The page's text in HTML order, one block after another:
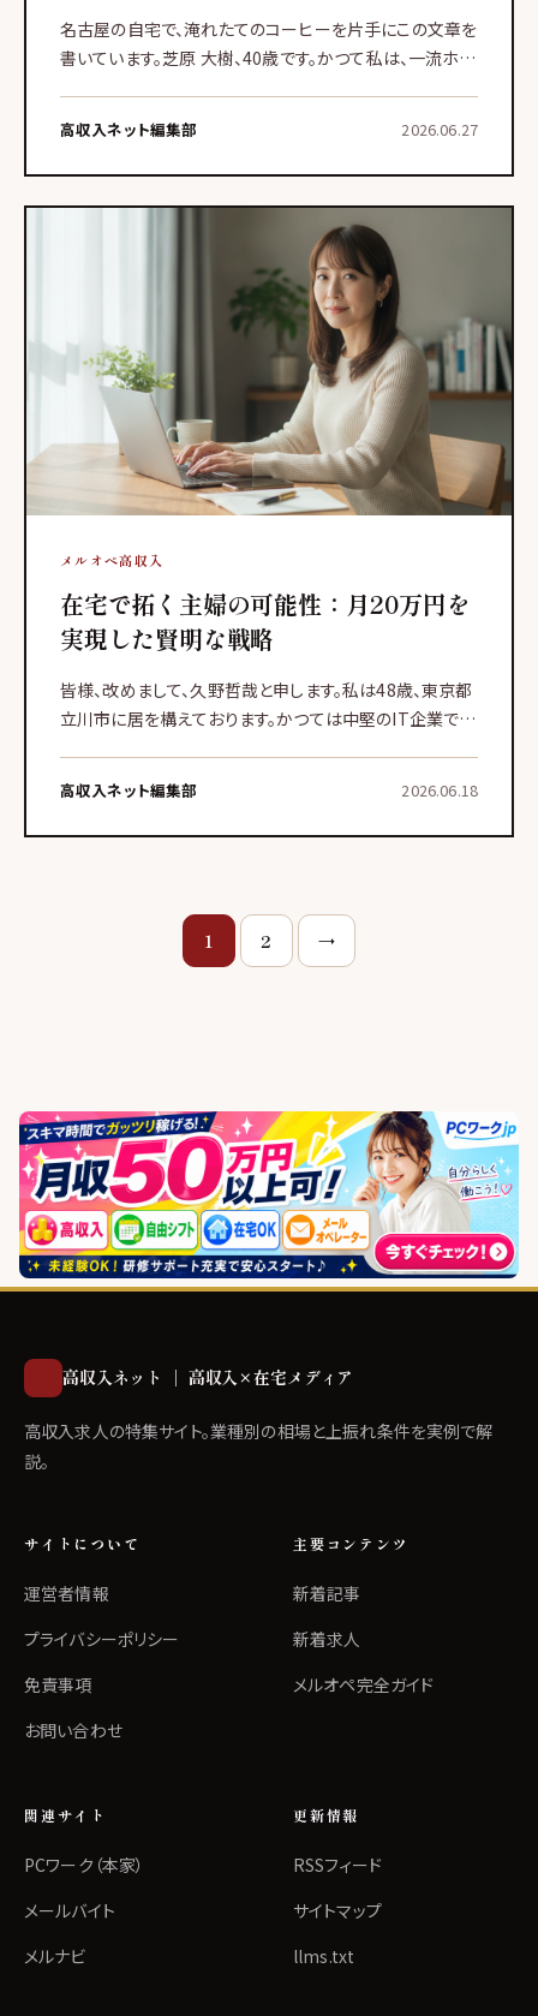
名古屋の自宅で、淹れたてのコーヒーを片手にこの文章を
書いています。芝原 大樹、40歳です。かつて私は、一流ホテ
私の
高収入ネット編集部 2026.06.27
メルオペ高収入
在宅で拓く主婦の可能性：月20万円を
実現した賢明な戦略
皆様、改めまして、久野哲哉と申します。私は48歳、東京都
立川市に居を構えております。かつては中堅のIT企業で管
して、
高収入ネット編集部 2026.06.18
投
稿
ー
ジ
送
り
1 2 →
高収入ネット ｜ 高収入×在宅メディア
高収入求人の特集サイト。業種別の相場と上振れ条件を実例で解
説。
サイトについて
運営者情報
プライバシーポリシー
免責事項
お問い合わせ
主要コンテンツ
新着記事
新着求人
メルオペ完全ガイド
関連サイト
PCワーク（本家）
メールバイト
メルナビ
更新情報
RSSフィード
サイトマップ
llms.txt